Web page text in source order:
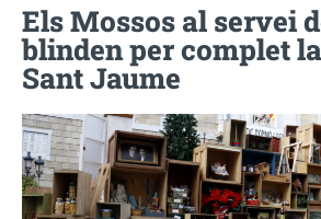
Els Mossos al servei
blinden per complet
Sant Jaume